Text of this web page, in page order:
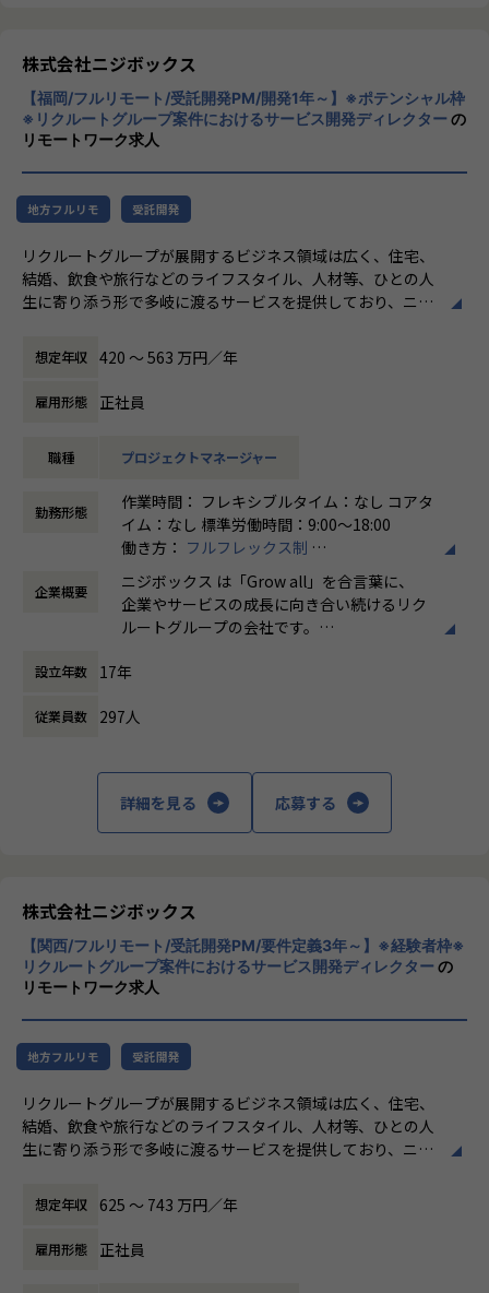
やりがい/魅力/醍醐味
現場ではただ指示された業務を行うのではなく、プロジェク
トの目的をふまえKPIを達成するためにどのような施策を行
定までに幅広く関わる機会があります。
て業務を経験することは、個人として今後のキャリアアップ
にも繋げていただける大きな成長機会です。
ができる体制が整っています。
ナレッジ向上施策として、動画、書籍等の学習教材の購入や
カンファレンス参加を会社負担でサポート。
さらに、業界の牽引者をメンターとして招いた講習など、ト
す。
★ニジボックスでのワークスタイルが分かる、ブログ記事も
ご参照ください
メンバーや社内の雰囲気、自由に学べてスキルアップできる
環境を感じていただけたら
嬉しいです！
・【社員インタビュー】Wantedly...https://www.wantedly.c
・【メンバー執筆】Qiita...https://qiita.com/organization
・【オフィシャルブログ】…https://nijibox.jp/blog/
【業務の変更の範囲】
とらえること。
期待を大きく超える新たな価値を共に創り出
すこと。皆さまがサービスの成長を志したと
きに、
真っ先にニジボックスを思い浮かべていただ
けることを目指しています。
株式会社ニジボックス
【福岡/フルリモート/受託開発PM/開発1年～】※ポテンシャル枠
※リクルートグループ案件におけるサービス開発ディレクターの
リモートワーク求人
地方フルリモ 受託開発
リクルートグループが展開するビジネス領域は広く、住宅、
結婚、飲食や旅行などのライフスタイル、人材等、ひとの人
生に寄り添う形で多岐に渡るサービスを提供しており、ニジ
ットペッパー、じゃらん、リクナビなどの国内最大級のメデ
ィアの開発ディレクションに従事する、開発ディレクターを
募集しています。
リクルートグループのプロダクト開発ディレクションをお任
事業、ユーザー部門の担当者、プランナーと協業し、以下の
業務を担当いただきます。
＜企画・要件定義フェーズ＞
プロジェクトのQCDに責任を持ち、開発プロジェクトを推進
いただきます。
の整理
- エンジニアへの仕様説明
- ユーザーに向けてのコミュニケーション設計
- リリース後の様々なリスクへの対応計画
現場ではただ指示された業務を行うのではなく、プロジェク
トの目的をふまえKPIを達成するためにどのような施策を行
うべきか？施策を実施することで本当にKPIが達成できるの
か？といった、プロジェクトの上流からリリース後の効果測
て業務を経験することは、個人として今後のキャリアアップ
共有会や勉強会を通じてさらにスキルアップをしていくこと
ができる体制が整っています。
カンファレンス参加を会社負担でサポート。
さらに、業界の牽引者をメンターとして招いた講習など、ト
レンドのキャッチアップを見据えた取り組みも行なっていま
想定年収 420 〜 563 万円／年
雇用形態 正社員
職種 プロジェクトマネージャー
勤務形態
作業時間： フレキシブルタイム：なし コアタ
イム：なし 標準労働時間：9:00〜18:00
働き方： フルフレックス制
時間外労働の有無： 有（月平均5時間～10時
間）
休憩時間： 60分
企業概要
ニジボックス は「Grow all」を合言葉に、
企業やサービスの成長に向き合い続けるリク
ルートグループの会社です。
ングなどを通じて、お客様のビジネスに伴走
私たちはこの言葉を企業のVisionとしていま
す。
とらえること。
期待を大きく超える新たな価値を共に創り出
すこと。皆さまがサービスの成長を志したと
きに、
真っ先にニジボックスを思い浮かべていただ
けることを目指しています。
設立年数 17年
従業員数 297人
詳細を見る 応募する
株式会社ニジボックス
【関西/フルリモート/受託開発PM/要件定義3年～】※経験者枠※
リクルートグループ案件におけるサービス開発ディレクターの
リモートワーク求人
地方フルリモ 受託開発
リクルートグループが展開するビジネス領域は広く、住宅、
結婚、飲食や旅行などのライフスタイル、人材等、ひとの人
生に寄り添う形で多岐に渡るサービスを提供しており、ニジ
ットペッパー、じゃらん、リクナビなどの国内最大級のメデ
ィアの開発ディレクションに従事する、開発ディレクターを
募集しています。
想定年収 625 〜 743 万円／年
雇用形態 正社員